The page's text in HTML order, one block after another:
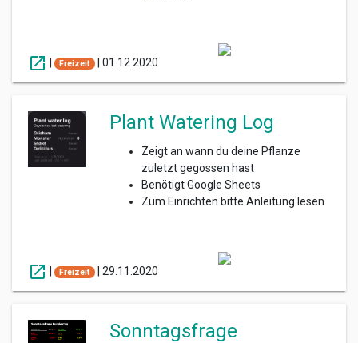
open_in_new Freizeit | 01.12.2020
Plant Watering Log
Zeigt an wann du deine Pflanze
zuletzt gegossen hast
Benötigt Google Sheets
Zum Einrichten bitte Anleitung lesen
open_in_new Freizeit | 29.11.2020
Sonntagsfrage